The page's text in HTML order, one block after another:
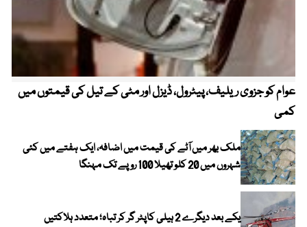
عوام کو جزوی ریلیف، پیٹرول، ڈیزل اور مٹی کے تیل کی قیمتوں میں
کمی
ملک بھر میں آٹے کی قیمت میں اضافہ، ایک ہفتے میں کئی
شہروں میں 20 کلو تھیلا 100 روپے تک مہنگا
یکے بعد دیگرے 2 ہیلی کاپٹر گر کر تباہ؛ متعدد ہلاکتیں